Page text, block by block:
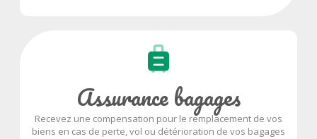
Assurance bagages
Recevez une compensation pour le remplacement de vos
biens en cas de perte, vol ou détérioration de vos bagages